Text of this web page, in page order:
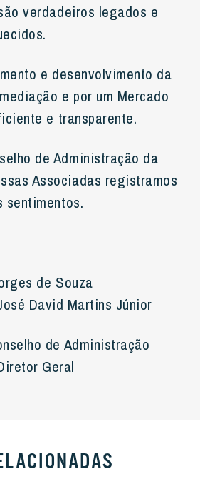
verdadeiros legados e
e desenvolvimento da
e por um Mercado
e transparente.
de Administração da
Associadas registramos
sentimentos.
Borges de Souza
Martins Júnior
de Administração